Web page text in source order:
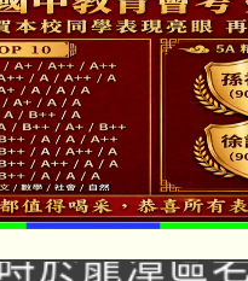
8/29、30在
! 於龍潭區